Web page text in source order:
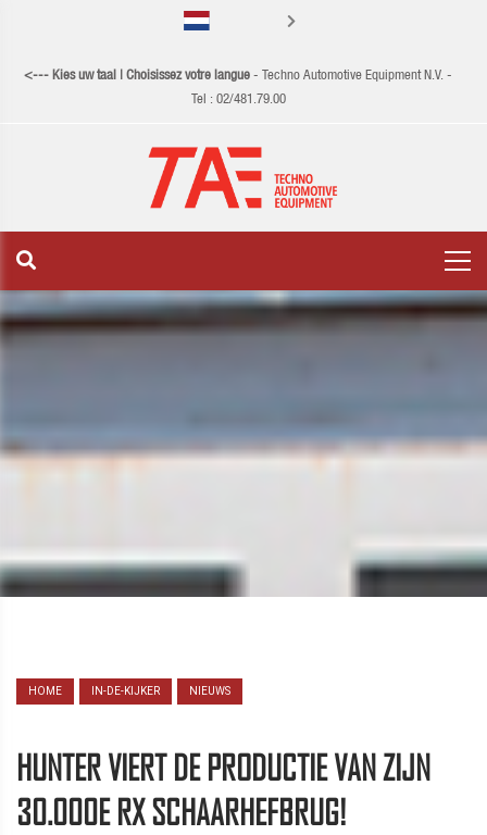
<--- Kies uw taal | Choisissez votre langue - Techno Automotive Equipment N.V. -
Tel : 02/481.79.00
HOME IN-DE-KIJKER NIEUWS
HUNTER VIERT DE PRODUCTIE VAN ZIJN
30.000E RX SCHAARHEFBRUG!